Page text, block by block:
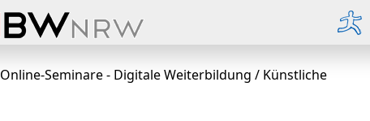
Online-Seminare - Digitale Weiterbildung / Künstliche